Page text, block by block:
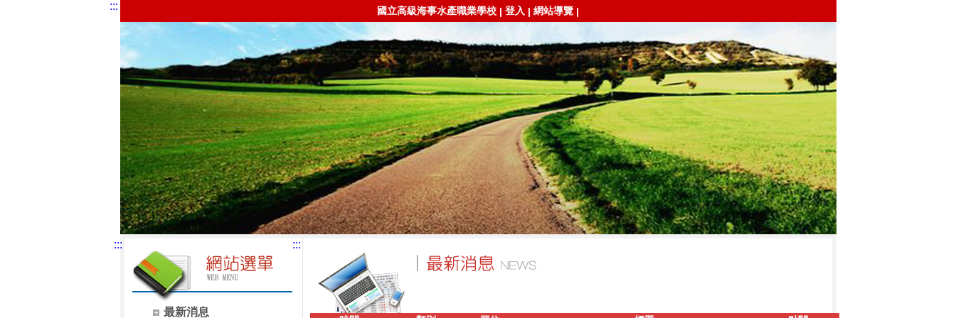
::: 國立高級海事水產職業學校 | 登入 | 網站導覽 |
:::
最新消息
:::